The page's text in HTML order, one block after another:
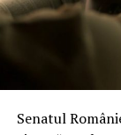
Senatul